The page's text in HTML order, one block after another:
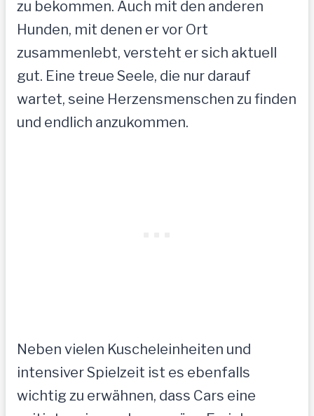
zu bekommen. Auch mit den anderen
Hunden, mit denen er vor Ort
zusammenlebt, versteht er sich aktuell
gut. Eine treue Seele, die nur darauf
wartet, seine Herzensmenschen zu finden
und endlich anzukommen.
Neben vielen Kuscheleinheiten und
intensiver Spielzeit ist es ebenfalls
wichtig zu erwähnen, dass Cars eine